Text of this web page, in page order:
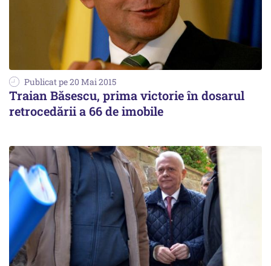
Publicat pe 20 Mai 2015
Traian Băsescu, prima victorie în dosarul
retrocedării a 66 de imobile